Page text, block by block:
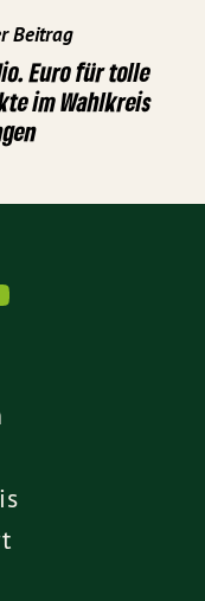
Beitrag
Euro für tolle
im Wahlkreis